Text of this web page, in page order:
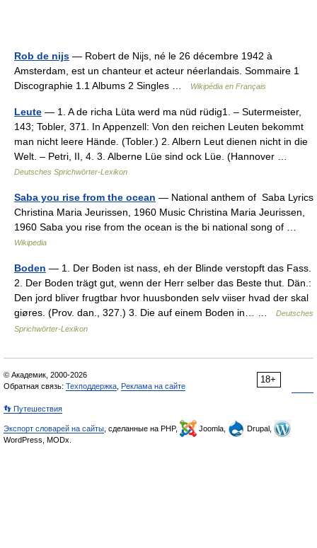
Rob de nijs — Robert de Nijs, né le 26 décembre 1942 à
Amsterdam, est un chanteur et acteur néerlandais. Sommaire 1
Discographie 1.1 Albums 2 Singles …
Wikipédia en Français
Leute — 1. A de richa Lüta werd ma nüd rüdig1. – Sutermeister,
143; Tobler, 371. In Appenzell: Von den reichen Leuten bekommt
man nicht leere Hände. (Tobler.) 2. Albern Leut dienen nicht in die
Welt. – Petri, II, 4. 3. Alberne Lüe sind ock Lüe. (Hannover …
Deutsches Sprichwörter-Lexikon
Saba you rise from the ocean — National anthem of Saba Lyrics
Christina Maria Jeurissen, 1960 Music Christina Maria Jeurissen,
1960 Saba you rise from the ocean is the bi national song of …
Wikipedia
Boden — 1. Der Boden ist nass, eh der Blinde verstopft das Fass.
2. Der Boden trägt gut, wenn der Herr selber das Beste thut. Dän.:
Den jord bliver frugtbar hvor huusbonden selv viiser hvad der skal
giøres. (Prov. dan., 327.) 3. Die auf einem Boden in… …
Deutsches
Sprichwörter-Lexikon
18+
© Академик, 2000-2026
Обратная связь: Техподдержка Реклама на сайте
👣 Путешествия
Экспорт словарей на сайты , сделанные на PHP, Joomla,
Drupal,
WordPress, MODx.